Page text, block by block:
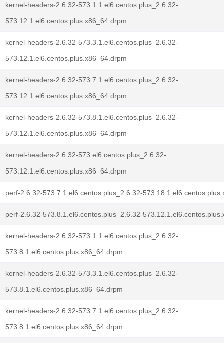
kernel-headers-2.6.32-573.1.1.el6.centos.plus_2.6.32-
573.12.1.el6.centos.plus.x86_64.drpm
kernel-headers-2.6.32-573.3.1.el6.centos.plus_2.6.32-
573.12.1.el6.centos.plus.x86_64.drpm
kernel-headers-2.6.32-573.7.1.el6.centos.plus_2.6.32-
573.12.1.el6.centos.plus.x86_64.drpm
kernel-headers-2.6.32-573.8.1.el6.centos.plus_2.6.32-
573.12.1.el6.centos.plus.x86_64.drpm
kernel-headers-2.6.32-573.el6.centos.plus_2.6.32-
573.12.1.el6.centos.plus.x86_64.drpm
perf-2.6.32-573.7.1.el6.centos.plus_2.6.32-
perf-2.6.32-573.8.1.el6.centos.plus_2.6.32-
kernel-headers-2.6.32-573.1.1.el6.centos.plus_2.6.32-
573.8.1.el6.centos.plus.x86_64.drpm
kernel-headers-2.6.32-573.3.1.el6.centos.plus_2.6.32-
573.8.1.el6.centos.plus.x86_64.drpm
kernel-headers-2.6.32-573.7.1.el6.centos.plus_2.6.32-
573.8.1.el6.centos.plus.x86_64.drpm